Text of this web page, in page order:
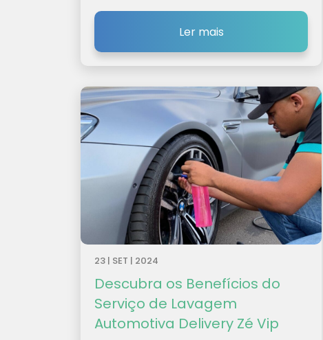
Ler mais
23 | SET | 2024
Descubra os Benefícios do
Serviço de Lavagem
Automotiva Delivery Zé Vip